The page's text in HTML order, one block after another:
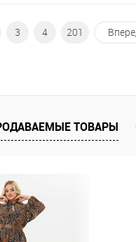
В корзину
В наличии
3 4 201
ТОВАРЫ